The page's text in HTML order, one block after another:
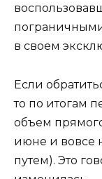
в своем
Если
то по итогам
объем
июне и вовсе
путем). Это